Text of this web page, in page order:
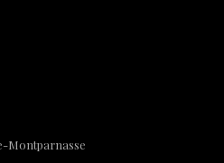
Montparnasse